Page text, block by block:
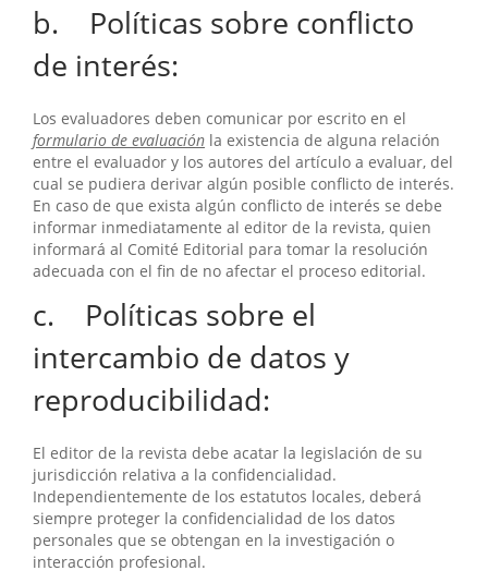
b. Políticas sobre conflicto
de interés:
Los evaluadores deben comunicar por escrito en el
formulario de evaluación la existencia de alguna relación
entre el evaluador y los autores del artículo a evaluar, del
cual se pudiera derivar algún posible conflicto de interés.
En caso de que exista algún conflicto de interés se debe
informar inmediatamente al editor de la revista, quien
informará al Comité Editorial para tomar la resolución
adecuada con el fin de no afectar el proceso editorial.
c. Políticas sobre el
intercambio de datos y
reproducibilidad:
El editor de la revista debe acatar la legislación de su
jurisdicción relativa a la confidencialidad.
Independientemente de los estatutos locales, deberá
siempre proteger la confidencialidad de los datos
personales que se obtengan en la investigación o
interacción profesional.